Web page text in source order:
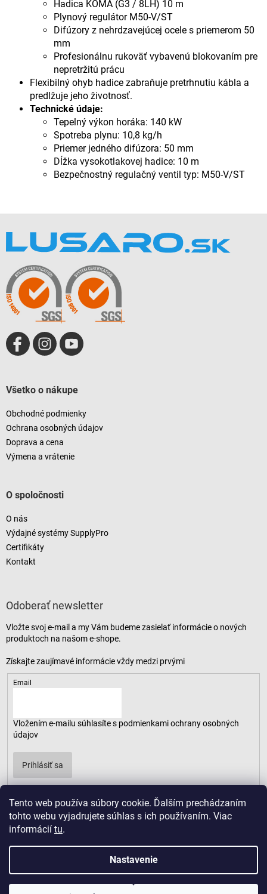
Tento web používa súbory cookie. Ďalším prechádzaním
tohto webu vyjadrujete súhlas s ich používaním. Viac
informácií tu.
Nastavenie
Hadica KOMA (G3 / 8LH) 10 m
Plynový regulátor M50-V/ST
Difúzory z nehrdzavejúcej ocele s priemerom 50
mm
Profesionálnu rukoväť vybavenú blokovaním pre
nepretržitú prácu
Flexibilný ohyb hadice zabraňuje pretrhnutiu kábla a
predlžuje jeho životnosť.
Technické údaje:
Tepelný výkon horáka: 140 kW
Spotreba plynu: 10,8 kg/h
Priemer jedného difúzora: 50 mm
Dĺžka vysokotlakovej hadice: 10 m
Bezpečnostný regulačný ventil typ: M50-V/ST
Všetko o nákupe
Obchodné podmienky
Ochrana osobných údajov
Doprava a cena
Výmena a vrátenie
O spoločnosti
O nás
Výdajné systémy SupplyPro
Certifikáty
Kontakt
Odoberať newsletter
Vložte svoj e-mail a my Vám budeme zasielať informácie o nových
produktoch na našom e-shope.
Email
Vložením e-mailu súhlasíte s podmienkami ochrany osobných
údajov
Prihlásiť sa